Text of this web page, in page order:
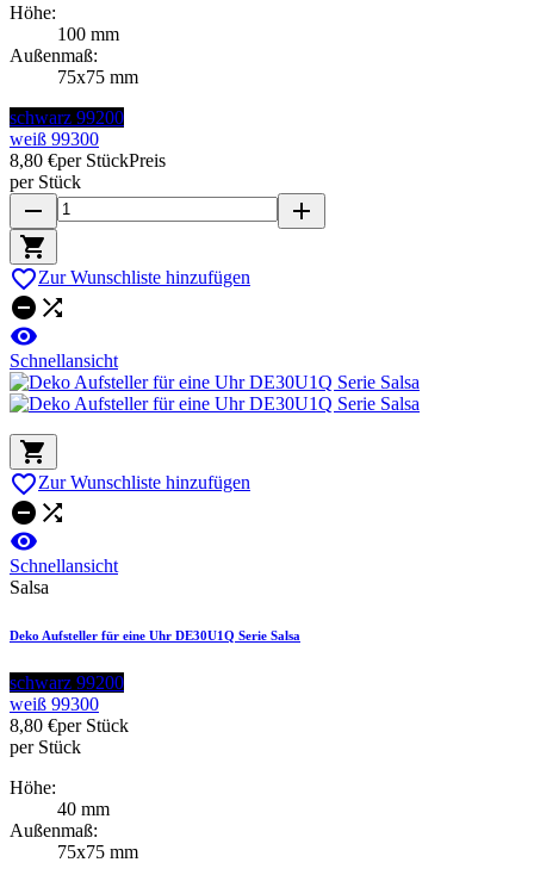
Höhe:
100 mm
Außenmaß:
75x75 mm
schwarz 99200
weiß 99300
8,80 €per StückPreis
per Stück
remove
add

Zur Wunschliste hinzufügen
 

Schnellansicht

Zur Wunschliste hinzufügen
 

Schnellansicht
Salsa
Deko Aufsteller für eine Uhr DE30U1Q Serie Salsa
schwarz 99200
weiß 99300
8,80 €per Stück
per Stück
Höhe:
40 mm
Außenmaß:
75x75 mm